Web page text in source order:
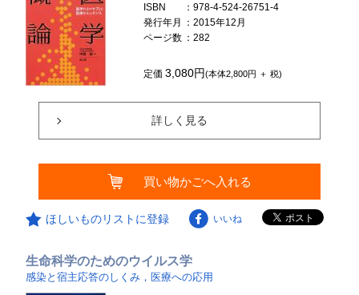
ISBN
：978-4-524-26751-4
発行年月
：2015年12月
ページ数 ：282
定価3,080円(本体2,800円 ＋ 税)
詳しく見る
買い物かごへ入れる
ほしいものリストに登録 いいね
生命科学のためのウイルス学
感染と宿主応答のしくみ，医療への応用